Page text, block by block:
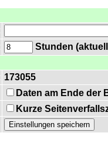
Stunden
173055
Daten am Ende der
Kurze